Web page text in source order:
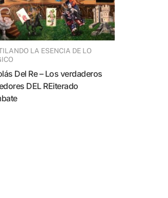
DEL REiterado